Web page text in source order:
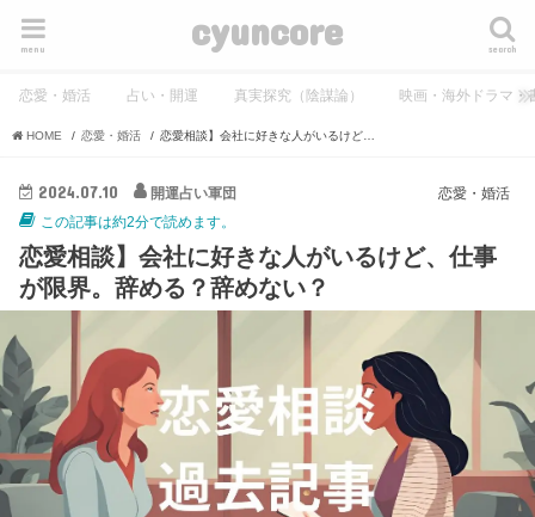
cyuncore search
menu
恋愛・婚活 占い・開運 真実探究（陰謀論） 映画・海外ドラマ・
HOME 恋愛・婚活
恋愛・婚活
2024.07.10
開運占い軍団
この記事は約2分で読めます。
恋愛相談】会社に好きな人がいるけど、仕事
が限界。辞める？辞めない？